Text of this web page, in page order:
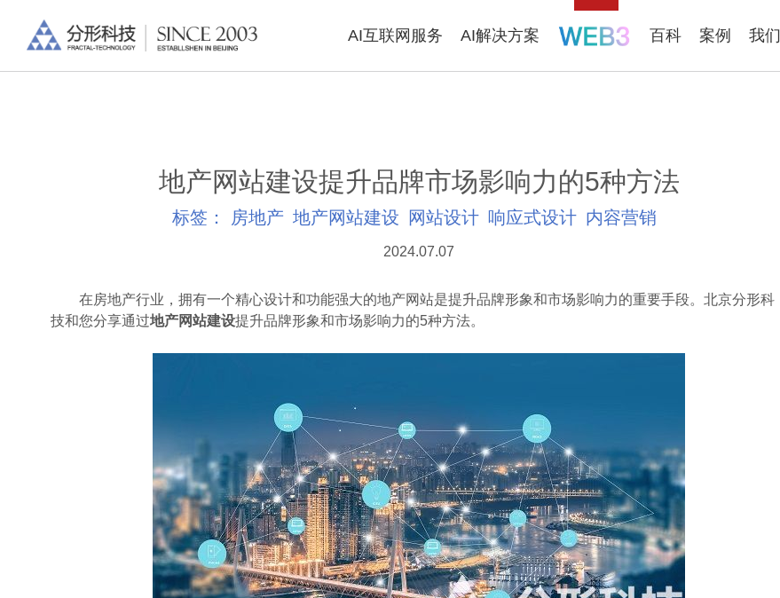
AI互联网服务 AI解决方案 百科 案例 我们
地产网站建设提升品牌市场影响力的5种方法
标签： 房地产 地产网站建设 网站设计 响应式设计 内容营销
2024.07.07
在房地产行业，拥有一个精心设计和功能强大的地产网站是提升品牌形象和市场影响力的重要手段。北京分形科
技和您分享通过地产网站建设提升品牌形象和市场影响力的5种方法。